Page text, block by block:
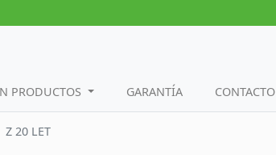
PRODUCTOS GARANTÍA CONTACTO
Z 20 LET